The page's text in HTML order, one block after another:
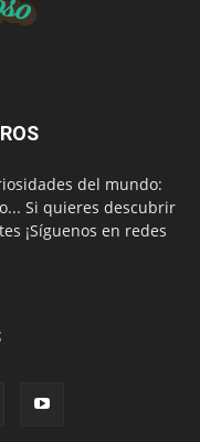
del mundo:
Si quieres descubrir
¡Síguenos en redes